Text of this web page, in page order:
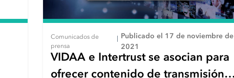
Comunicados de
prensa
Publicado el 17 de noviembre de
2021
VIDAA e Intertrust se asocian para
ofrecer contenido de transmisión